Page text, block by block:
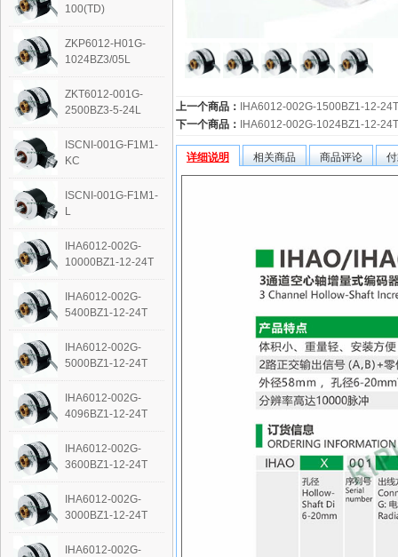
100(TD)
ZKP6012-H01G-
1024BZ3/05L
ZKT6012-001G-
2500BZ3-5-24L
ISCNI-001G-F1M1-
KC
ISCNI-001G-F1M1-
L
IHA6012-002G-
10000BZ1-12-24T
IHA6012-002G-
5400BZ1-12-24T
IHA6012-002G-
5000BZ1-12-24T
IHA6012-002G-
4096BZ1-12-24T
IHA6012-002G-
3600BZ1-12-24T
IHA6012-002G-
3000BZ1-12-24T
IHA6012-002G-
上一个商品：
IHA6012-002G-1500BZ1-12-24T
下一个商品：
IHA6012-002G-1024BZ1-12-24T
详细说明 相关商品 商品评论